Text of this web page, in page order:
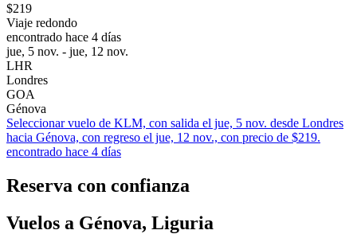
$219
Viaje redondo
encontrado hace 4 días
jue, 5 nov. - jue, 12 nov.
LHR
Londres
GOA
Génova
Seleccionar vuelo de KLM, con salida el jue, 5 nov. desde Londres
hacia Génova, con regreso el jue, 12 nov., con precio de $219.
encontrado hace 4 días
Reserva con confianza
Vuelos a Génova, Liguria